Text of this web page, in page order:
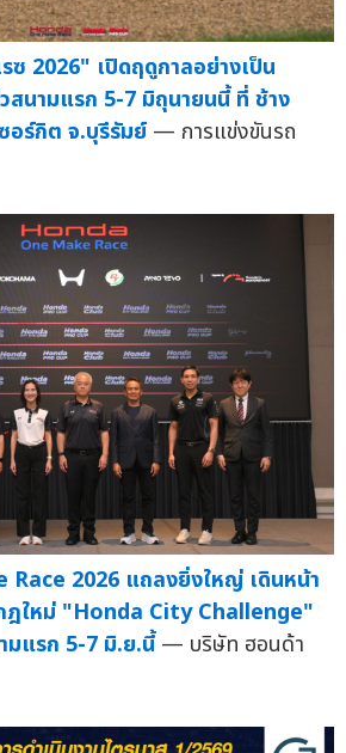
ซ 2026" เปิดฤดูกาลอย่างเป็น
สนามแรก 5-7 มิถุนายนนี้ ที่ ช้าง
อร์กิต จ.บุรีรัมย์ — การแข่งขันรถ
2026 แถลงยิ่งใหญ่ เดินหน้า
ฎใหม่ "Honda City Challenge"
มแรก 5-7 มิ.ย.นี้ — บริษัท ฮอนด้า